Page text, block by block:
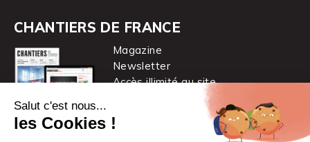
CHANTIERS DE FRANCE
Magazine
Newsletter
Accès illimité au site